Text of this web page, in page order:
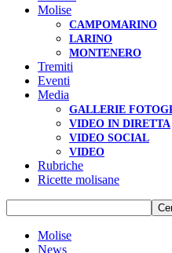
Molise
CAMPOMARINO
LARINO
MONTENERO
Tremiti
Eventi
Media
GALLERIE
VIDEO IN DIRETTA
VIDEO SOCIAL
VIDEO
Rubriche
Ricette molisane
Molise
News